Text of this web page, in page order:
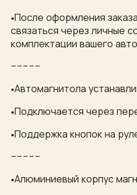
•После оформления
связаться через личные
комплектации вашего
−−−−−
•Автомагнитола
•Подключается через
•Поддержка кнопок на
−−−−−
•Алюминиевый корпус